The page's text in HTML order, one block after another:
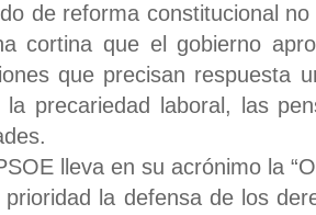
de reforma constitucional
cortina que el gobierno
que precisan respuesta
la precariedad laboral, las
lleva en su acrónimo la
prioridad la defensa de los